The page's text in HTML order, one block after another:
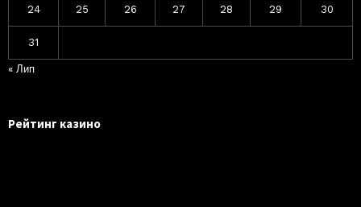
24 25 26 27 28 29 30
31
« Лип
Рейтинг казино